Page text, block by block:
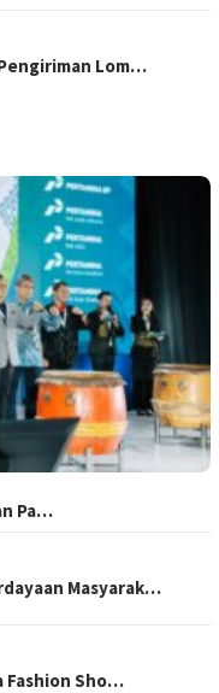
Lom…
Pa…
Masyarak…
Fashion Sho…